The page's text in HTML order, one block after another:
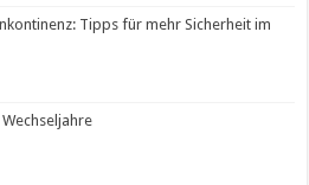
Tipps für mehr Sicherheit im